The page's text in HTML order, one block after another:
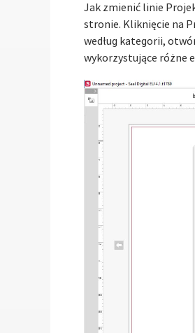
Jak zmienić linie
stronie. Kliknięcie na
według kategorii,
wykorzystujące różne